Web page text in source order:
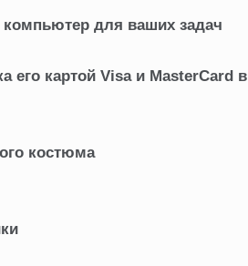
для ваших задач
его картой Visa и MasterCard в
костюма